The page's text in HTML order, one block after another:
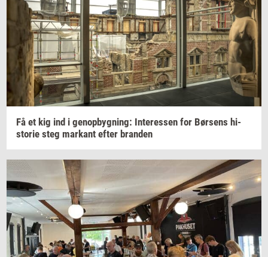
Få et kig ind i genop­byg­ning: In­ter­es­sen for Bør­sens hi­
sto­rie steg mar­kant efter bran­den